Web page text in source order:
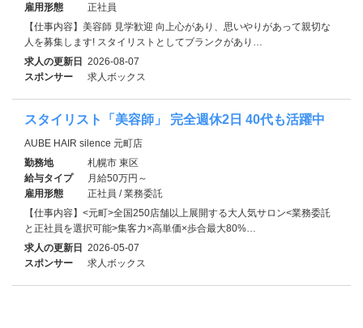
雇用形態
正社員
【仕事内容】美容師 見学歓迎 向上心があり、思いやりがあって親切な
人を募集します! スタイリストとしてブランクがあり…
求人の更新日 2026-08-07
スポンサー
求人ボックス
スタイリスト「美容師」 完全週休2日 40代も活躍中
AUBE HAIR silence 元町店
勤務地
札幌市 東区
給与タイプ
月給50万円～
雇用形態
正社員 / 業務委託
【仕事内容】<元町>全国250店舗以上展開する大人気サロン<業務委託
と正社員を選択可能>集客力×高単価×歩合最大80%…
求人の更新日 2026-05-07
スポンサー
求人ボックス